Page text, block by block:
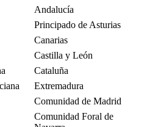
Andalucía
Principado de Asturias
Canarias
Castilla y León
Cataluña
Extremadura
Comunidad de Madrid
Comunidad Foral de